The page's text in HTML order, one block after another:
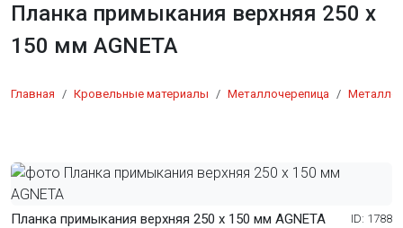
Планка примыкания верхняя 250 х
150 мм AGNETA
Главная Кровельные материалы Металлочерепица
Планка примыкания верхняя 250 х 150 мм AGNETA ID: 1788